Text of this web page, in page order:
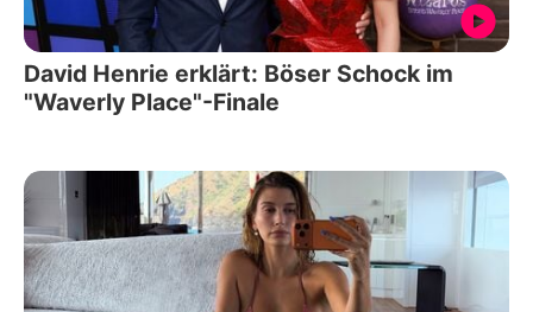
David Henrie erklärt: Böser Schock im
"Waverly Place"-Finale